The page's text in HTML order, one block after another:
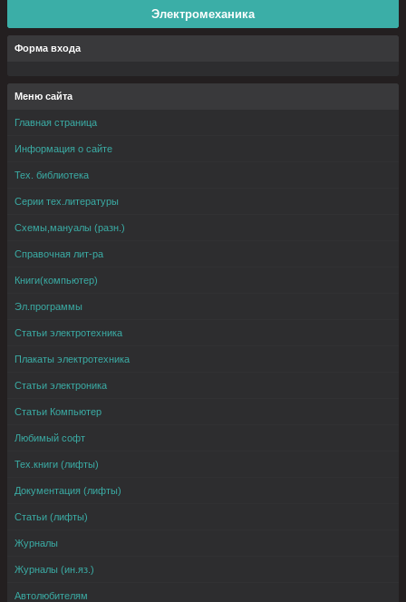
Электромеханика
Форма входа
Меню сайта
Главная страница
Информация о сайте
Тех. библиотека
Серии тех.литературы
Схемы,мануалы (разн.)
Справочная лит-ра
Книги(компьютер)
Эл.программы
Статьи электротехника
Плакаты электротехника
Статьи электроника
Статьи Компьютер
Любимый софт
Тех.книги (лифты)
Документация (лифты)
Статьи (лифты)
Журналы
Журналы (ин.яз.)
Автолюбителям